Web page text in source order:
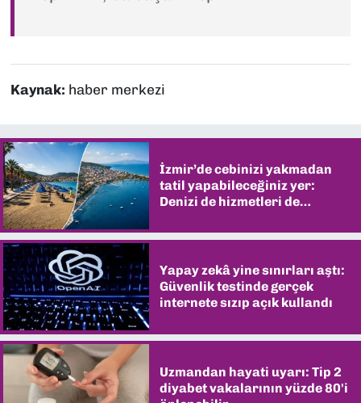
Kaynak: haber merkezi
İzmir’de cebinizi yakmadan
tatil yapabileceğiniz yer:
Denizi de hizmetleri de
Yapay zekâ yine sınırları aştı:
Güvenlik testinde gerçek
internete sızıp açık kullandı
Uzmandan hayati uyarı: Tip 2
diyabet vakalarının yüzde 80'i